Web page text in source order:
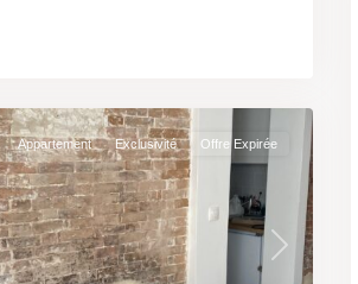
Next
Appartement Exclusivité Offre Expirée